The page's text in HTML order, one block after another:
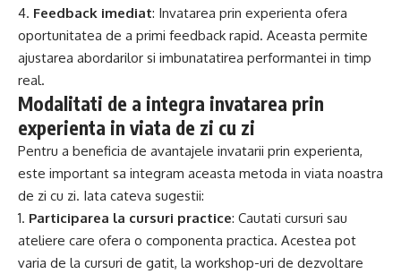
4. Feedback imediat: Invatarea prin experienta ofera
oportunitatea de a primi feedback rapid. Aceasta permite
ajustarea abordarilor si imbunatatirea performantei in timp
real.
Modalitati de a integra invatarea prin
experienta in viata de zi cu zi
Pentru a beneficia de avantajele invatarii prin experienta,
este important sa integram aceasta metoda in viata noastra
de zi cu zi. Iata cateva sugestii:
1. Participarea la cursuri practice: Cautati cursuri sau
ateliere care ofera o componenta practica. Acestea pot
varia de la cursuri de gatit, la workshop-uri de dezvoltare